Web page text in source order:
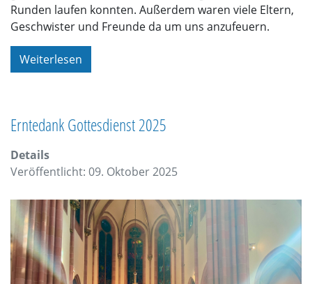
Runden laufen konnten. Außerdem waren viele Eltern,
Geschwister und Freunde da um uns anzufeuern.
Weiterlesen
Erntedank Gottesdienst 2025
Details
Veröffentlicht: 09. Oktober 2025